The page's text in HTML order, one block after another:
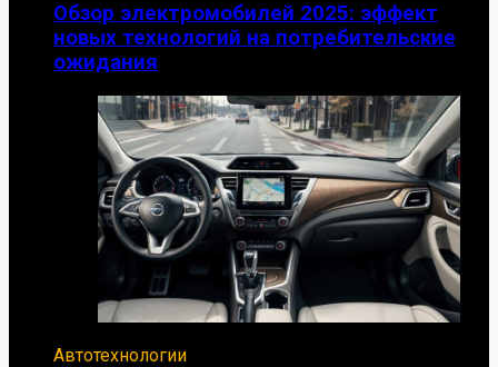
Обзор электромобилей 2025: эффект
новых технологий на потребительские
ожидания
Автотехнологии